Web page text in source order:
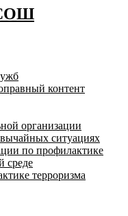
контент
организации
ситуациях
по профилактике
среде
терроризма